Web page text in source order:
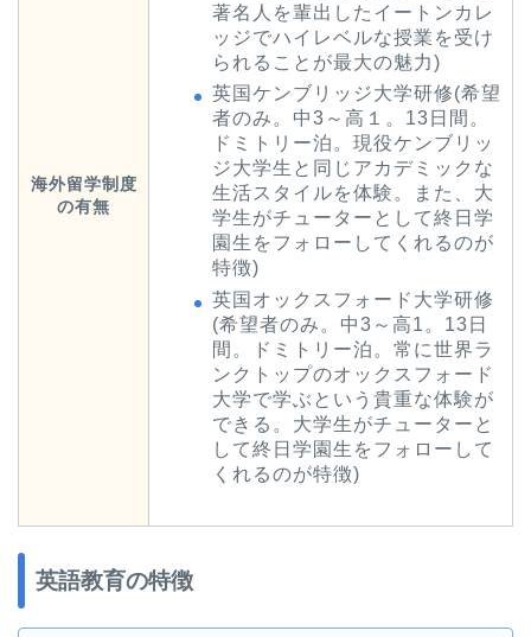
海外留学制度
の有無
著名人を輩出したイートンカレ
ッジでハイレベルな授業を受け
られることが最大の魅力)
英国ケンブリッジ大学研修(希望
者のみ。中3～高１。13日間。
ドミトリー泊。現役ケンブリッ
ジ大学生と同じアカデミックな
生活スタイルを体験。また、大
学生がチューターとして終日学
園生をフォローしてくれるのが
特徴)
英国オックスフォード大学研修
(希望者のみ。中3～高1。13日
間。ドミトリー泊。常に世界ラ
ンクトップのオックスフォード
大学で学ぶという貴重な体験が
できる。大学生がチューターと
して終日学園生をフォローして
くれるのが特徴)
英語教育の特徴